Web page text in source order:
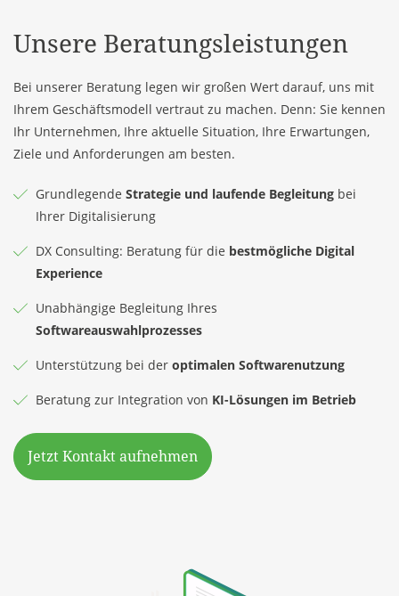
Unsere Beratungsleistungen
Bei unserer Beratung legen wir großen Wert darauf, uns mit
Ihrem Geschäftsmodell vertraut zu machen. Denn: Sie kennen
Ihr Unternehmen, Ihre aktuelle Situation, Ihre Erwartungen,
Ziele und Anforderungen am besten.
Grundlegende Strategie und laufende Begleitung bei
Ihrer Digitalisierung
DX Consulting: Beratung für die bestmögliche Digital
Experience
Unabhängige Begleitung Ihres
Softwareauswahlprozesses
Unterstützung bei der optimalen Softwarenutzung
Beratung zur Integration von KI-Lösungen im Betrieb
Jetzt Kontakt aufnehmen